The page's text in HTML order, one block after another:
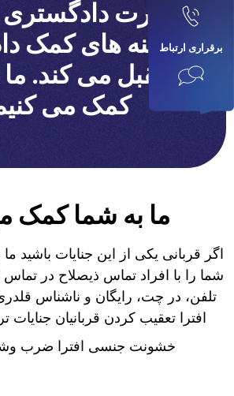
برقراری ارتباط
وزارت
هزینه های کمک
تقبل می کند. ما
کمک می
ما به شما کمک
اگر قربانی یکی از این جنایات باشید
شما را با افراد تماس ذیصلاح در
تلفن، در چت، رایگان و ناشناس
افترا تعقیب کردن قربانیان
خشونت جنسی افترا ضرب